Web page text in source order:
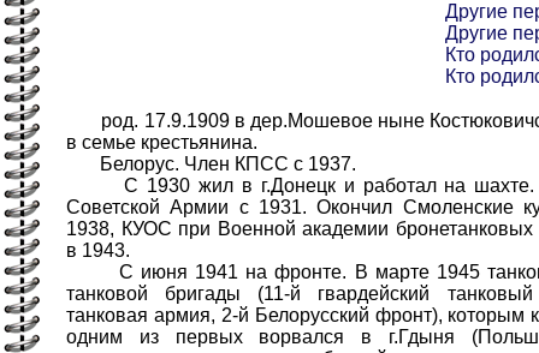
Другие
Другие
Кто
Кто
род. 17.9.1909 в дер.Мошевое ныне
в семье крестьянина.
Белорус. Член КПСС с 1937.
С 1930 жил в г.Донецк и работал на шахте.
Советской Армии с 1931. Окончил Смоленские
1938, КУОС при Военной академии бронетанковых
в 1943.
С июня 1941 на фронте. В марте 1945
танковой бригады (11-й гвардейский
танковая армия, 2-й Белорусский фронт), которым
одним из первых ворвался в г.Гдыня